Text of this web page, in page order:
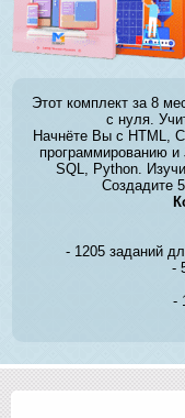
Этот комплект за 8
с нуля.
Начнёте Вы с HTML,
программированию и
SQL, Python.
Создадите
- 1205 заданий
-
-